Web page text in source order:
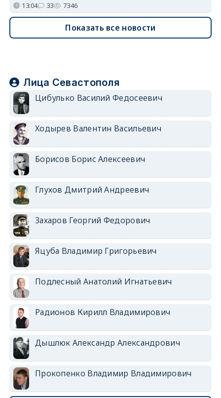
13:04 33 7346
Показать все новости
Лица Севастополя
Цибулько Василий Федосеевич
Ходырев Валентин Васильевич
Борисов Борис Алексеевич
Глухов Дмитрий Андреевич
Захаров Георгий Федорович
Яцуба Владимир Григорьевич
Подлесный Анатолий Игнатьевич
Радионов Кирилл Владимирович
Дышлюк Александр Александрович
Прокопенко Владимир Владимирович